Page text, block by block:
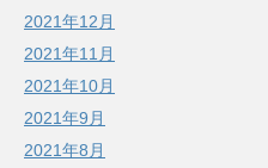
2021年12月
2021年11月
2021年10月
2021年9月
2021年8月